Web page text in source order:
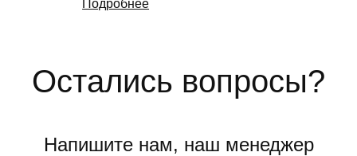
Подробнее
Остались вопросы?
Напишите нам, наш менеджер